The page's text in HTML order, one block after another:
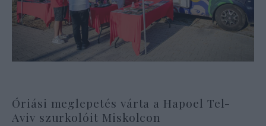
Óriási meglepetés várta a Hapoel Tel-
Aviv szurkolóit Miskolcon